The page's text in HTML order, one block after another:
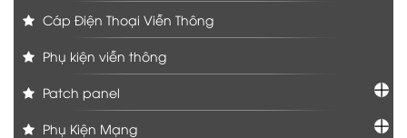
Cáp Điện Thoại Viễn Thông
Phụ kiện viễn thông
Patch panel
Phụ Kiện Mạng